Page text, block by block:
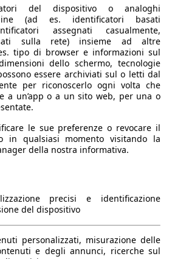
h)
8.3s
h)
230 km/h
8
300 nm
1598 ccm
Elettrica/Benzina
Automatico
1860 mm
2790 mm
5
del dispositivo o analoghi
(ad es. identificatori basati
assegnati casualmente,
sulla rete) insieme ad altre
tipo di browser e informazioni sul
dello schermo, tecnologie
essere archiviati sul o letti dal
per riconoscerlo ogni volta che
a un’app o a un sito web, per una o
le sue preferenze o revocare il
in qualsiasi momento visitando la
della nostra informativa.
precisi e identificazione
del dispositivo
personalizzati, misurazione delle
e degli annunci, ricerche sul